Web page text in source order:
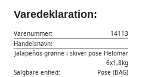
Varedeklaration:
Varenummer:
14113
Handelsnavn:
Jalapeños grønne i skiver pose Helomar
6x1,8kg
Salgbare enhed:
Pose (BAG)